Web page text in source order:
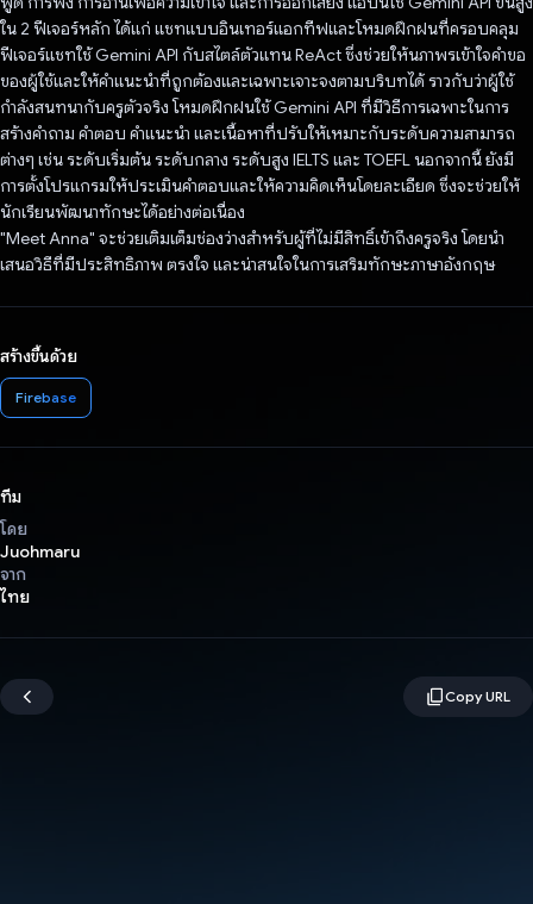
ใน 2 ฟีเจอร์หลัก ได้แก่ แชทแบบอินเทอร์แอกทีฟและโหมดฝึกฝนที่ครอบคลุม
ฟีเจอร์แชทใช้ Gemini API กับสไตล์ตัวแทน ReAct ซึ่งช่วยให้นภาพรเข้าใจคำขอ
ของผู้ใช้และให้คำแนะนำที่ถูกต้องและเฉพาะเจาะจงตามบริบทได้ ราวกับว่าผู้ใช้
กำลังสนทนากับครูตัวจริง โหมดฝึกฝนใช้ Gemini API ที่มีวิธีการเฉพาะในการ
สร้างคำถาม คำตอบ คำแนะนำ และเนื้อหาที่ปรับให้เหมาะกับระดับความสามารถ
ต่างๆ เช่น ระดับเริ่มต้น ระดับกลาง ระดับสูง IELTS และ TOEFL นอกจากนี้ ยังมี
การตั้งโปรแกรมให้ประเมินคำตอบและให้ความคิดเห็นโดยละเอียด ซึ่งจะช่วยให้
นักเรียนพัฒนาทักษะได้อย่างต่อเนื่อง
"Meet Anna" จะช่วยเติมเต็มช่องว่างสำหรับผู้ที่ไม่มีสิทธิ์เข้าถึงครูจริง โดยนำ
เสนอวิธีที่มีประสิทธิภาพ ตรงใจ และน่าสนใจในการเสริมทักษะภาษาอังกฤษ
สร้างขึ้นด้วย
Firebase
ทีม
โดย
Juohmaru
จาก
ไทย